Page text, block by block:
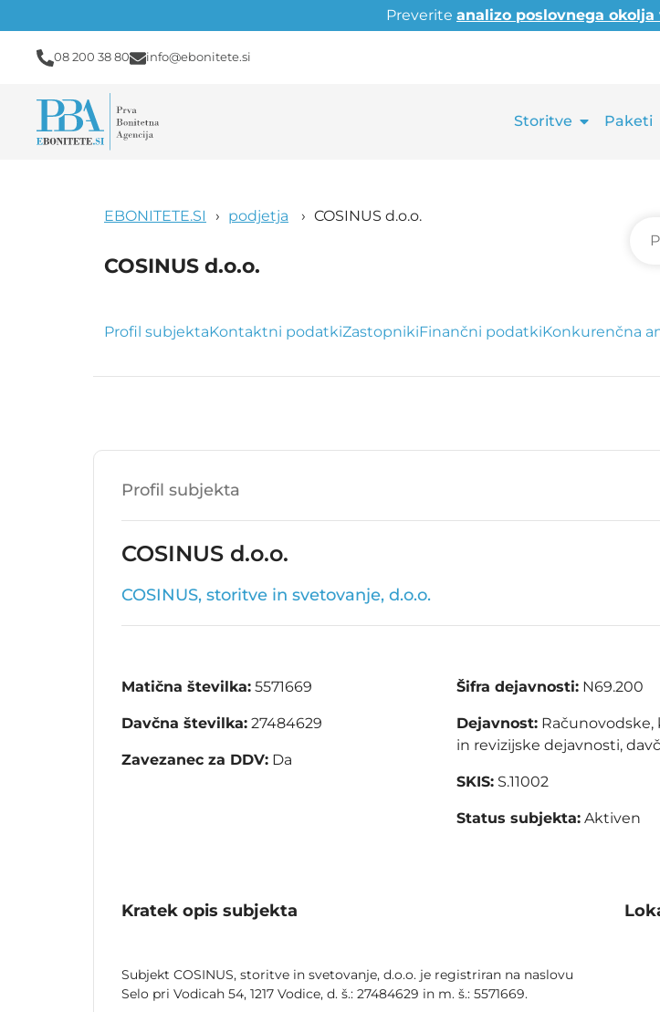
Preverite analizo poslovnega
08 200 38 80 info@ebonitete.si
Storitve Paketi
EBONITETE.SI podjetja COSINUS d.o.o.
COSINUS d.o.o.
Profil subjektaKontaktni podatkiZastopnikiFinančni podatkiKonkurenčna
Profil subjekta
COSINUS d.o.o.
COSINUS, storitve in svetovanje, d.o.o.
Matična številka: 5571669
Davčna številka: 27484629
Zavezanec za DDV: Da
Šifra dejavnosti: N69.200
Dejavnost:
in revizijske dejavnosti,
SKIS: S.11002
Status subjekta: Aktiven
Kratek opis subjekta
Subjekt COSINUS, storitve in svetovanje, d.o.o. je registriran na naslovu
Selo pri Vodicah 54, 1217 Vodice, d. š.: 27484629 in m. š.: 5571669.